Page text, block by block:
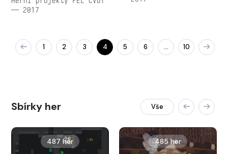
— 2017
1 2 3 4 5 6 … 10
Sbírky her Vše
487 her 485 her